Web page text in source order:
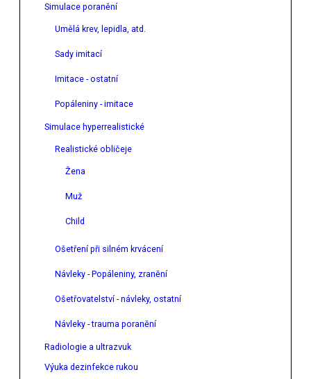
Simulace poranění
Umělá krev, lepidla, atd.
Sady imitací
Imitace - ostatní
Popáleniny - imitace
Simulace hyperrealistické
Realistické obličeje
Žena
Muž
Child
Ošetření při silném krvácení
Návleky - Popáleniny, zranění
Ošetřovatelství - návleky, ostatní
Návleky - trauma poranění
Radiologie a ultrazvuk
Výuka dezinfekce rukou